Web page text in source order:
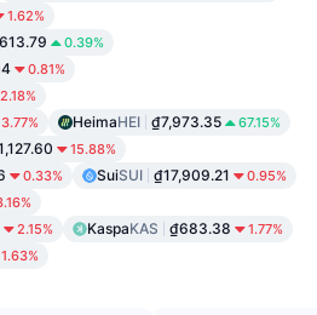
1.62%
0.39%
0.81%
2.18%
3.77% HeimaHEI ₫7,973.35 67.15%
15.88%
0.33% SuiSUI ₫17,909.21 0.95%
2.15% KaspaKAS ₫683.38 1.77%
1.63%